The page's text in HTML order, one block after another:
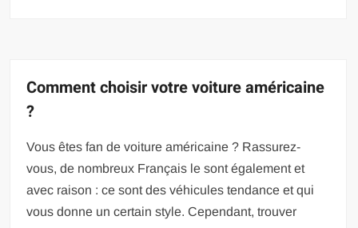
Comment choisir votre voiture américaine
?
Vous êtes fan de voiture américaine ? Rassurez-
vous, de nombreux Français le sont également et
avec raison : ce sont des véhicules tendance et qui
vous donne un certain style. Cependant, trouver